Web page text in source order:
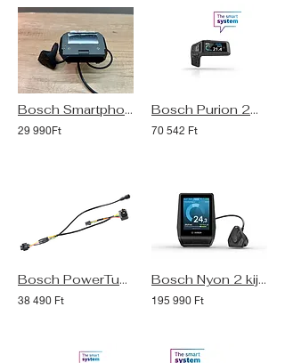
Bosch SmartphoneHub eBike kijelző szett [használt, újszerű]
29 990Ft
Bosch Purion 200 eBike kijelző (Smart System)
70 542 Ft
Bosch PowerTube Y kábel 310 mm (BCH266)
38 490 Ft
Bosch Nyon 2 kijelző szett
195 990 Ft